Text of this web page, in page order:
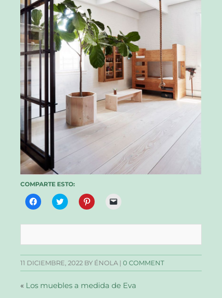
COMPARTE ESTO:
Haz
clic
en
abre
una
ventana
nueva)
Haz
clic
en
abre
una
ventana
nueva)
Haz
clic
en
abre
una
ventana
nueva)
Haz
clic
un
correo
a
un
amigo
abre
en
11 DICIEMBRE, 2022 BY ÉNOLA |0 COMMENT
« Los muebles a medida de Eva